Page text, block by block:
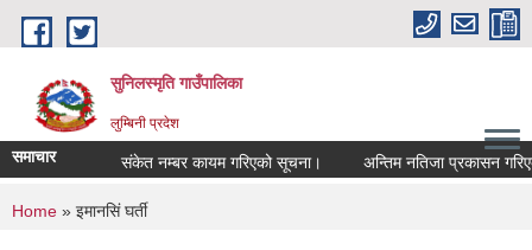
Skip to main content
सुनिलस्मृति गाउँपालिका
लुम्बिनी प्रदेश
समाचार संकेत नम्बर कायम गरिएको सूचना। अन्तिम नतिजा प्रकासन गरिएकाे
You are here
Home » इमानसिं घर्ती